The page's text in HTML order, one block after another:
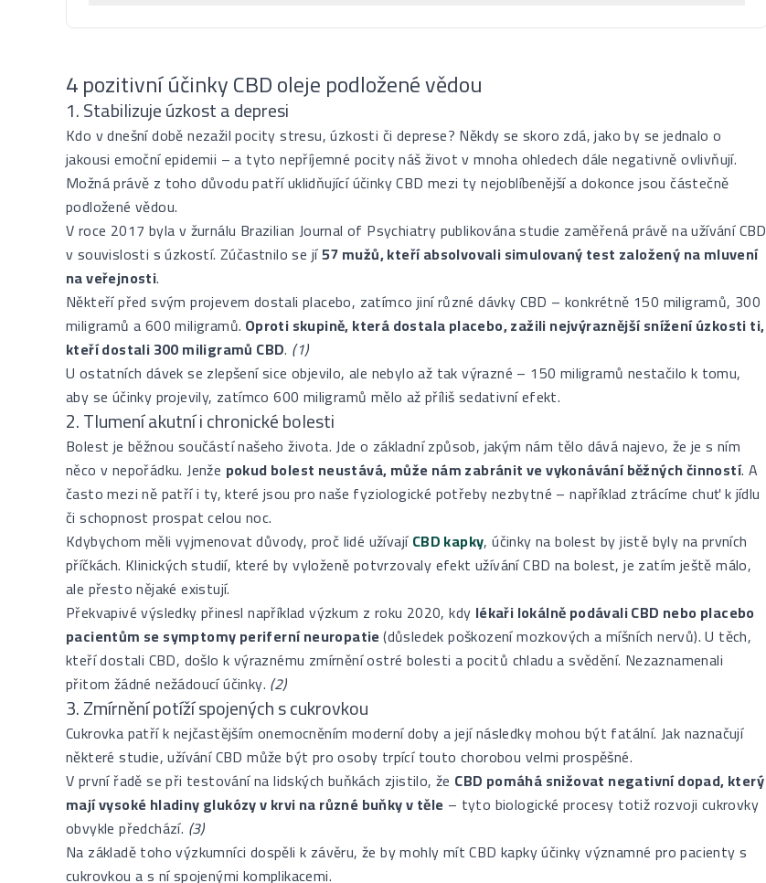
4 pozitivní účinky CBD oleje podložené vědou
1. Stabilizuje úzkost a depresi
Kdo v dnešní době nezažil pocity stresu, úzkosti či deprese? Někdy se skoro zdá, jako by se jednalo o
jakousi emoční epidemii – a tyto nepříjemné pocity náš život v mnoha ohledech dále negativně ovlivňují.
Možná právě z toho důvodu patří uklidňující účinky CBD mezi ty nejoblíbenější a dokonce jsou částečně
podložené vědou.
V roce 2017 byla v žurnálu Brazilian Journal of Psychiatry publikována studie zaměřená právě na užívání CBD
v souvislosti s úzkostí. Zúčastnilo se jí57 mužů, kteří absolvovali simulovaný test založený na mluvení
na veřejnosti.
Někteří před svým projevem dostali placebo, zatímco jiní různé dávky CBD – konkrétně 150 miligramů, 300
miligramů a 600 miligramů. Oproti skupině, která dostala placebo, zažili nejvýraznější snížení úzkosti ti,
kteří dostali 300 miligramů CBD. (1)
U ostatních dávek se zlepšení sice objevilo, ale nebylo až tak výrazné – 150 miligramů nestačilo k tomu,
aby se účinky projevily, zatímco 600 miligramů mělo až příliš sedativní efekt.
2. Tlumení akutní i chronické bolesti
Bolest je běžnou součástí našeho života. Jde o základní způsob, jakým nám tělo dává najevo, že je s ním
něco v nepořádku. Jenže pokud bolest neustává, může nám zabránit ve vykonávání běžných činností. A
často mezi ně patří i ty, které jsou pro naše fyziologické potřeby nezbytné – například ztrácíme chuť k jídlu
či schopnost prospat celou noc.
Kdybychom měli vyjmenovat důvody, proč lidé užívajíCBD kapky, účinky na bolest by jistě byly na prvních
příčkách. Klinických studií, které by vyloženě potvrzovaly efekt užívání CBD na bolest, je zatím ještě málo,
ale přesto nějaké existují.
Překvapivé výsledky přinesl například výzkum z roku 2020, kdy lékaři lokálně podávali CBD nebo placebo
pacientům se symptomy periferní neuropatie(důsledek poškození mozkových a míšních nervů). U těch,
kteří dostali CBD, došlo k výraznému zmírnění ostré bolesti a pocitů chladu a svědění. Nezaznamenali
přitom žádné nežádoucí účinky. (2)
3. Zmírnění potíží spojených s cukrovkou
Cukrovka patří k nejčastějším onemocněním moderní doby a její následky mohou být fatální. Jak naznačují
některé studie, užívání CBD může být pro osoby trpící touto chorobou velmi prospěšné.
V první řadě se při testování na lidských buňkách zjistilo, že CBD pomáhá snižovat negativní dopad, který
mají vysoké hladiny glukózy v krvi na různé buňky v těle – tyto biologické procesy totiž rozvoji cukrovky
obvykle předchází. (3)
Na základě toho výzkumníci dospěli k závěru, že by mohly mít CBD kapky účinky významné pro pacienty s
cukrovkou a s ní spojenými komplikacemi.